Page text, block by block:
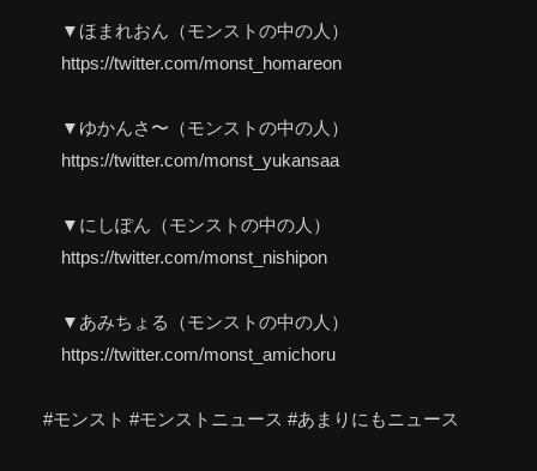
▼ほまれおん（モンストの中の人）
https://twitter.com/monst_homareon
▼ゆかんさ〜（モンストの中の人）
https://twitter.com/monst_yukansaa
▼にしぽん（モンストの中の人）
https://twitter.com/monst_nishipon
▼あみちょる（モンストの中の人）
https://twitter.com/monst_amichoru
#モンスト #モンストニュース #あまりにもニュース